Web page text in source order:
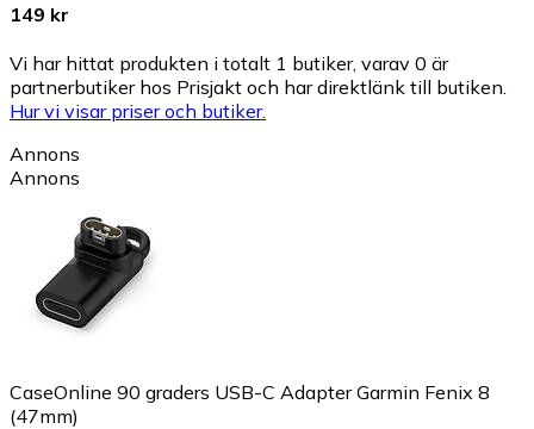
149 kr
Vi har hittat produkten i totalt 1 butiker, varav 0 är
partnerbutiker hos Prisjakt och har direktlänk till butiken.
Hur vi visar priser och butiker.
Annons
Annons
CaseOnline 90 graders USB-C Adapter Garmin Fenix 8
(47mm)